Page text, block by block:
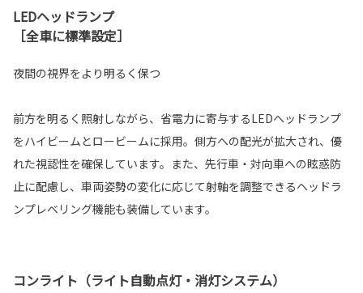
LEDヘッドランプ
［全車に標準設定］
夜間の視界をより明るく保つ
前方を明るく照射しながら、省電力に寄与するLEDヘッドランプ
をハイビームとロービームに採用。側方への配光が拡大され、優
れた視認性を確保しています。また、先行車・対向車への眩惑防
止に配慮し、車両姿勢の変化に応じて射軸を調整できるヘッドラ
ンプレベリング機能も装備しています。
コンライト（ライト自動点灯・消灯システム）